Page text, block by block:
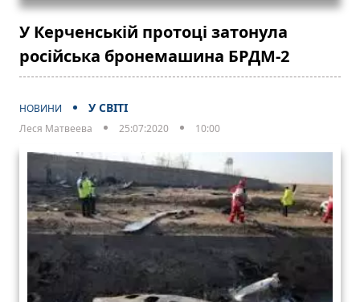
У Керченській протоці затонула
російська бронемашина БРДМ-2
НОВИНИ У СВІТІ
Леся Матвеева 25:07:2020 10:00